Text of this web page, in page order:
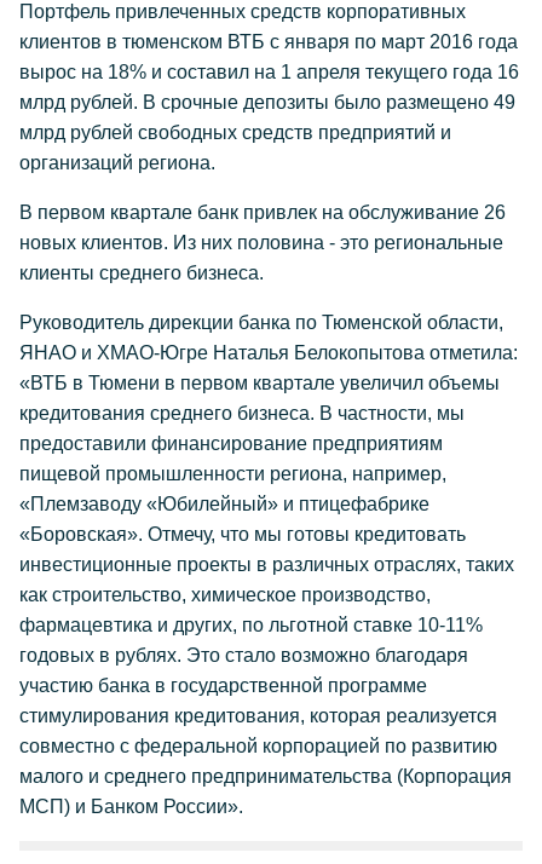
Портфель привлеченных средств корпоративных
клиентов в тюменском ВТБ с января по март 2016 года
вырос на 18% и составил на 1 апреля текущего года 16
млрд рублей. В срочные депозиты было размещено 49
млрд рублей свободных средств предприятий и
организаций региона.
В первом квартале банк привлек на обслуживание 26
новых клиентов. Из них половина - это региональные
клиенты среднего бизнеса.
Руководитель дирекции банка по Тюменской области,
ЯНАО и ХМАО-Югре Наталья Белокопытова отметила:
«ВТБ в Тюмени в первом квартале увеличил объемы
кредитования среднего бизнеса. В частности, мы
предоставили финансирование предприятиям
пищевой промышленности региона, например,
«Племзаводу «Юбилейный» и птицефабрике
«Боровская». Отмечу, что мы готовы кредитовать
инвестиционные проекты в различных отраслях, таких
как строительство, химическое производство,
фармацевтика и других, по льготной ставке 10-11%
годовых в рублях. Это стало возможно благодаря
участию банка в государственной программе
стимулирования кредитования, которая реализуется
совместно с федеральной корпорацией по развитию
малого и среднего предпринимательства (Корпорация
МСП) и Банком России».